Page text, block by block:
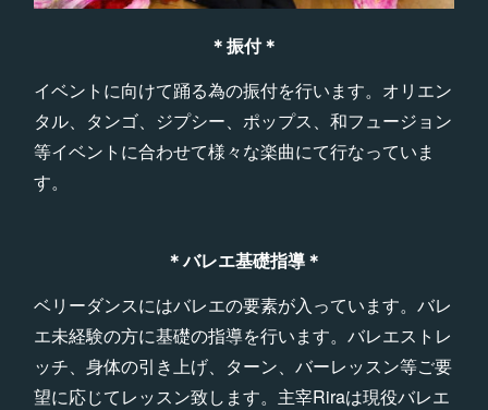
＊振付＊
イベントに向けて踊る為の振付を行います。オリエン
タル、タンゴ、ジプシー、ポップス、和フュージョン
等イベントに合わせて様々な楽曲にて行なっていま
す。
＊バレエ基礎指導＊
ベリーダンスにはバレエの要素が入っています。バレ
エ未経験の方に基礎の指導を行います。バレエストレ
ッチ、身体の引き上げ、ターン、バーレッスン等ご要
望に応じてレッスン致します。主宰Riraは現役バレエ